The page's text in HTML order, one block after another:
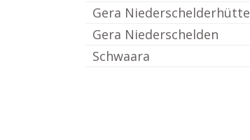
Gera Niederschelderhütte
Gera Niederschelden
Schwaara